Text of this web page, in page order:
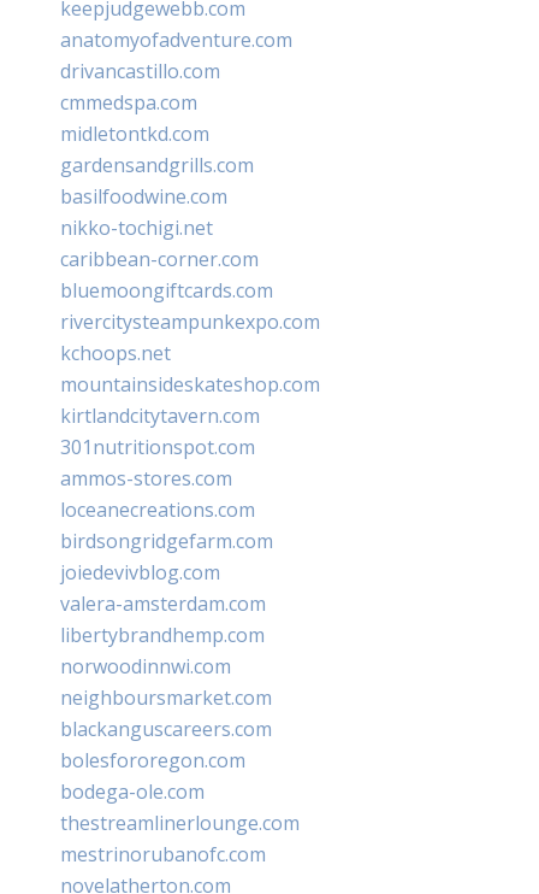
keepjudgewebb.com
anatomyofadventure.com
drivancastillo.com
cmmedspa.com
midletontkd.com
gardensandgrills.com
basilfoodwine.com
nikko-tochigi.net
caribbean-corner.com
bluemoongiftcards.com
rivercitysteampunkexpo.com
kchoops.net
mountainsideskateshop.com
kirtlandcitytavern.com
301nutritionspot.com
ammos-stores.com
loceanecreations.com
birdsongridgefarm.com
joiedevivblog.com
valera-amsterdam.com
libertybrandhemp.com
norwoodinnwi.com
neighboursmarket.com
blackanguscareers.com
bolesfororegon.com
bodega-ole.com
thestreamlinerlounge.com
mestrinorubanofc.com
novelatherton.com